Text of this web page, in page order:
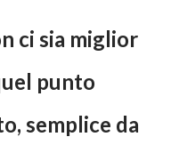
ci sia miglior
punto
semplice da